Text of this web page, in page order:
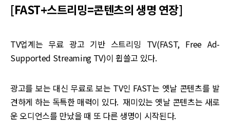
[FAST+스트리밍=콘텐츠의 생명 연장]
TV업계는 무료 광고 기반 스트리밍 TV(FAST, Free Ad-
Supported Streaming TV)이 휩쓸고 있다.
광고를 보는 대신 무료로 보는 TV인 FAST는 옛날 콘텐츠를 발
견하게 하는 독특한 매력이 있다. 재미있는 옛날 콘텐츠는 새로
운 오디언스를 만났을 때 또 다른 생명이 시작된다.